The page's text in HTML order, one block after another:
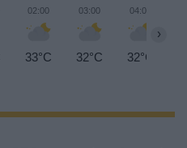
02:00
33°C
03:00
32°C
04:00
32°C
›